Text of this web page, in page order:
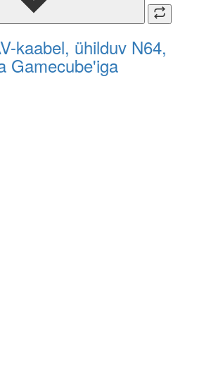
kaabel, ühilduv N64,
Gamecube'iga